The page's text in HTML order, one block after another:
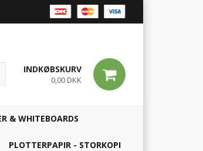
INDKØBSKURV
0,00 DKK
& WHITEBOARDS
PLOTTERPAPIR - STORKOPI